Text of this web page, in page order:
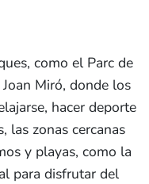
como el Parc de
Miró, donde los
hacer deporte
las zonas cercanas
y playas, como la
para disfrutar del